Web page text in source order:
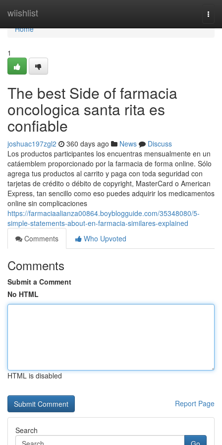
wiishlist
Home
Home
1
The best Side of farmacia
oncologica santa rita es
confiable
joshuac197zgl2 360 days ago News
Discuss
Los productos participantes los encuentras mensualmente en un
catáemblem proporcionado por la farmacia de forma online. Sólo
agrega tus productos al carrito y paga con toda seguridad con
tarjetas de crédito o débito de copyright, MasterCard o American
Express, tan sencillo como eso puedes adquirir los medicamentos
online sin complicaciones
https://farmaciaalianza00864.boyblogguide.com/35348080/5-
simple-statements-about-en-farmacia-similares-explained
Comments
Who Upvoted
Comments
Submit a Comment
No HTML
HTML is disabled
Report Page
Search